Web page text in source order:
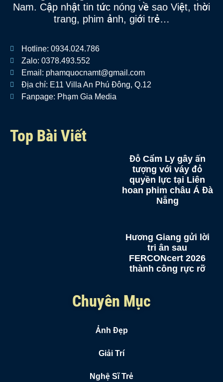
Nam. Cập nhật tin tức nóng về sao Việt, thời
trang, phim ảnh, giới trẻ…
Hotline: 0934.024.786
Zalo: 0378.493.552
Email: phamquocnamt@gmail.com
Địa chỉ: E11 Villa An Phú Đông, Q.12
Fanpage: Phạm Gia Media
Top Bài Viết
Đỗ Cẩm Ly gây ấn
tượng với váy đỏ
quyền lực tại Liên
hoan phim châu Á Đà
Nẵng
Hương Giang gửi lời
tri ân sau
FERCONcert 2026
thành công rực rỡ
Chuyên Mục
Ảnh Đẹp
Giải Trí
Nghệ Sĩ Trẻ